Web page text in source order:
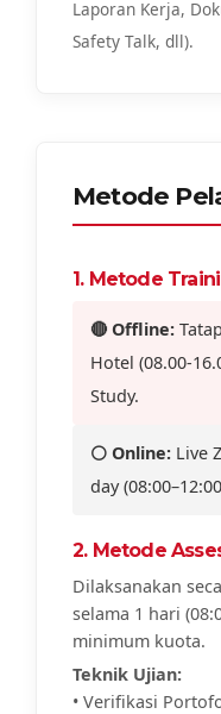
Laporan Kerja,
Safety Talk, dll).
Metode
1. Metode
🔴 Offline:
Hotel (08.00-
Study.
⚪ Online: Live
day
2. Metode
Dilaksanakan
selama 1 hari
minimum kuota.
Teknik Ujian:
• Verifikasi